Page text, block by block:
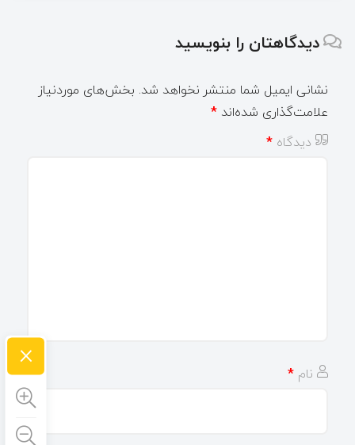
دیدگاهتان را بنویسید
نشانی ایمیل شما منتشر نخواهد شد. بخش‌های موردنیاز
علامت‌گذاری شده‌اند *
دیدگاه *
نام *
×